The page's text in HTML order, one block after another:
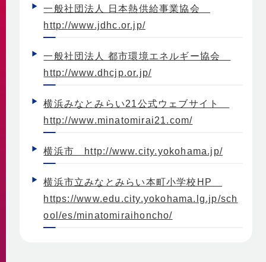
熱供給
省エネ・省コストの両立
自社の取組み
BCP
非常時を含めた安定供給
地域連携
地域への参画
教育機関との連携
地域貢献活動
人材育成と多様な働き方
個別冷暖房との相違点
地域冷暖房の特性
経済性
環境性
供給エリア
供給設備
センタープラント
第2プラント
第3プラント
主要設備
地域導管
事業沿革
2030ビジョン
決算情報・熱販売状況
各種公開情報
地球温暖化対策計画書
横浜市環境保全協定
パートナーシップ構築宣言
一般社団法人 日本熱供給事業協会
http://www.jdhc.or.jp/
一般社団法人 都市環境エネルギー協会
http://www.dhcjp.or.jp/
横浜みなとみらい21公式ウェブサイト
http://www.minatomirai21.com/
横浜市 http://www.city.yokohama.jp/
横浜市立みなとみらい本町小学校HP
https://www.edu.city.yokohama.lg.jp/sch
ool/es/minatomiraihoncho/